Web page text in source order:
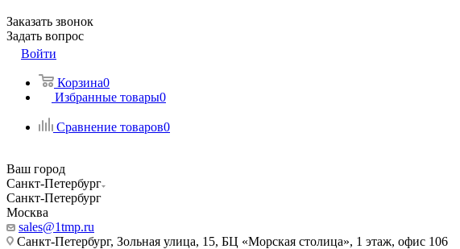
Заказать звонок
Задать вопрос
Войти
Корзина0
Избранные товары0
Сравнение товаров0
Ваш город
Санкт-Петербург
Санкт-Петербург
Москва
sales@1tmp.ru
Санкт-Петербург, Зольная улица, 15, БЦ «Морская столица», 1 этаж, офис 106